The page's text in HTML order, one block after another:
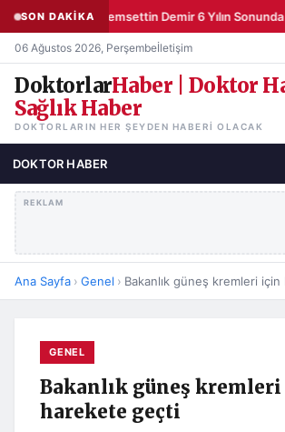
SON DAKİKA Şemsettin Demir 6 Yılın
06 Ağustos 2026, Perşembeİletişim
DoktorlarHaber | Doktor
Sağlık Haber
DOKTORLARIN HER ŞEYDEN HABERI OLACAK
DOKTOR HABER
REKLAM
Ana Sayfa › Genel › Bakanlık güneş kremleri
GENEL
Bakanlık güneş
harekete geçti